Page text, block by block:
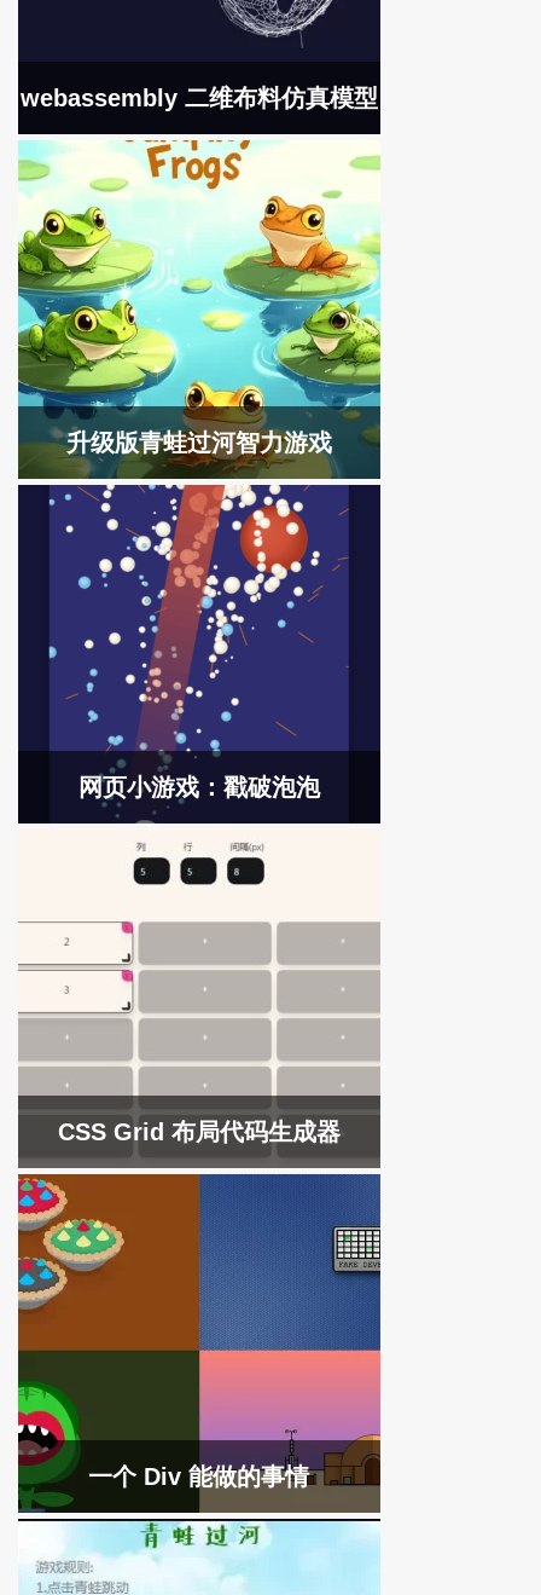
webassembly 二维布料仿真模型
升级版青蛙过河智力游戏
网页小游戏：戳破泡泡
CSS Grid 布局代码生成器
一个 Div 能做的事情